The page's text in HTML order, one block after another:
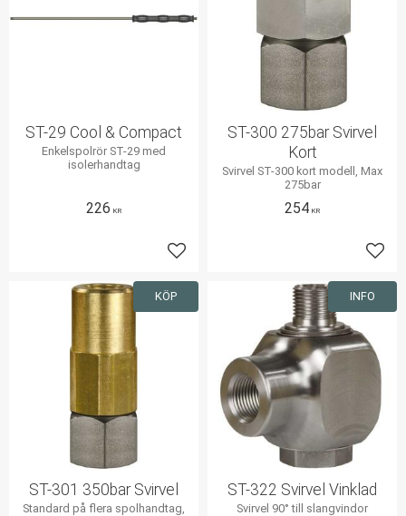
ST-29 Cool & Compact
Enkelspolrör ST-29 med
isolerhandtag
226 KR
Lägg till i favoriter
ST-300 275bar Svirvel
Kort
Svirvel ST-300 kort modell, Max
275bar
254 KR
ST-301 350bar Svirvel
Standard på flera spolhandtag,
KÖP
ST-322 Svirvel Vinklad
Svirvel 90° till slangvindor
INFO